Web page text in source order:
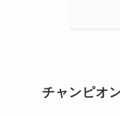
チャンピオ